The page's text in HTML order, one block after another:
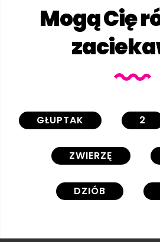
Mogą Cię
GŁUPTAK 2
ZWIERZĘ
DZIÓB